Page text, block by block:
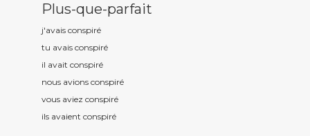
Plus-que-parfait
j'avais conspiré
tu avais conspiré
il avait conspiré
nous avions conspiré
vous aviez conspiré
ils avaient conspiré